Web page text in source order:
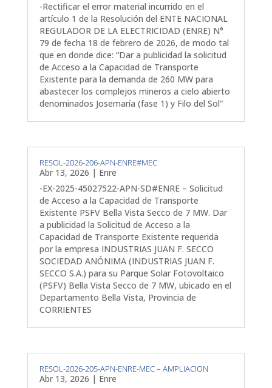
-Rectificar el error material incurrido en el
artículo 1 de la Resolución del ENTE NACIONAL
REGULADOR DE LA ELECTRICIDAD (ENRE) N°
79 de fecha 18 de febrero de 2026, de modo tal
que en donde dice: “Dar a publicidad la solicitud
de Acceso a la Capacidad de Transporte
Existente para la demanda de 260 MW para
abastecer los complejos mineros a cielo abierto
denominados Josemaría (fase 1) y Filo del Sol”
RESOL-2026-206-APN-ENRE#MEC
Abr 13, 2026 | Enre
-EX-2025-45027522-APN-SD#ENRE – Solicitud
de Acceso a la Capacidad de Transporte
Existente PSFV Bella Vista Secco de 7 MW. Dar
a publicidad la Solicitud de Acceso a la
Capacidad de Transporte Existente requerida
por la empresa INDUSTRIAS JUAN F. SECCO
SOCIEDAD ANÓNIMA (INDUSTRIAS JUAN F.
SECCO S.A.) para su Parque Solar Fotovoltaico
(PSFV) Bella Vista Secco de 7 MW, ubicado en el
Departamento Bella Vista, Provincia de
CORRIENTES
RESOL-2026-205-APN-ENRE-MEC – AMPLIACION
Abr 13, 2026 | Enre